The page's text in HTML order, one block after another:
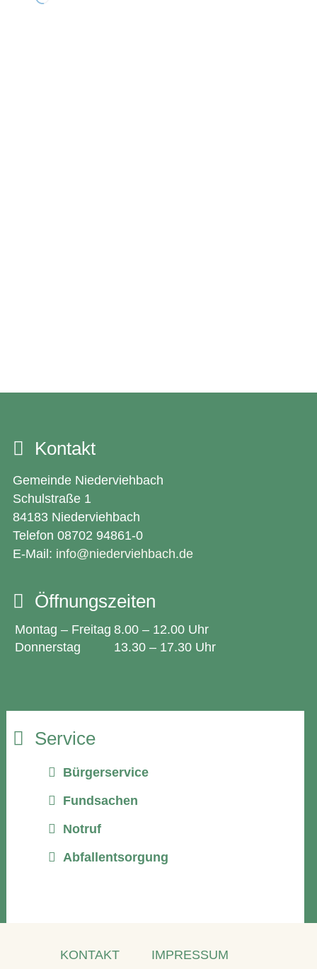
Kontakt
Gemeinde Niederviehbach
Schulstraße 1
84183 Niederviehbach
Telefon 08702 94861-0
E-Mail: info@niederviehbach.de
Öffnungszeiten
Montag – Freitag 8.00 – 12.00 Uhr
Donnerstag
13.30 – 17.30 Uhr
Service
Bürgerservice
Fundsachen
Notruf
Abfallentsorgung
KONTAKT IMPRESSUM